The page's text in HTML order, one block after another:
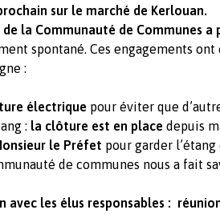
sur le marché de Kerlouan.
la Communauté de Communes a
spontané. Ces engagements
:
électrique pour éviter que
: la clôture est en place depuis
le Préfet pour garder l’étang
de communes nous a fait
avec les élus responsables :